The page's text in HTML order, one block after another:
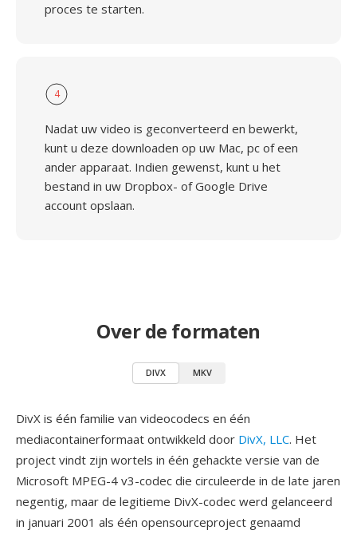
proces te starten.
4
Nadat uw video is geconverteerd en bewerkt,
kunt u deze downloaden op uw Mac, pc of een
ander apparaat. Indien gewenst, kunt u het
bestand in uw Dropbox- of Google Drive
account opslaan.
Over de formaten
DIVX MKV
DivX is één familie van videocodecs en één
mediacontainerformaat ontwikkeld door DivX, LLC. Het
project vindt zijn wortels in één gehackte versie van de
Microsoft MPEG-4 v3-codec die circuleerde in de late jaren
negentig, maar de legitieme DivX-codec werd gelanceerd
in januari 2001 als één opensourceproject genaamd